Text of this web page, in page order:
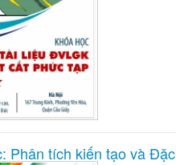
Phân tích kiến tạo và